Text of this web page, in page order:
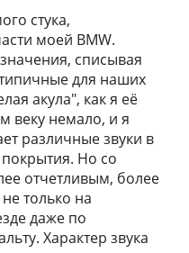
стука,
моей BMW.
списывая
для наших
акула", как я её
веку немало, и я
различные звуки в
Но со
отчетливым, более
только на
даже по
Характер звука